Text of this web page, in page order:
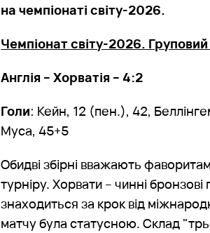
на чемпіонаті світу-2026.
Чемпіонат світу-2026.
Англія – Хорватія – 4:2
Голи: Кейн, 12 (пен.), 42,
Муса, 45+5
Обидві збірні вважають
турніру. Хорвати – чинні
знаходиться за крок від
матчу була статусною. Склад